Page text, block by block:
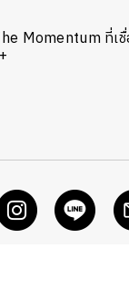
Momentum ที่เ